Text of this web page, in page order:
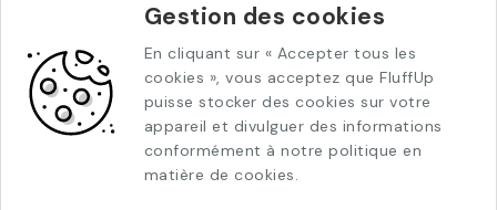
Gestion des cookies
En cliquant sur « Accepter tous les
cookies », vous acceptez que FluffUp
puisse stocker des cookies sur votre
appareil et divulguer des informations
conformément à notre politique en
matière de cookies.
5 Allée Pierre Jolivet
29000 Quimper